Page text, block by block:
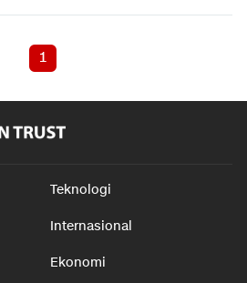
1
Teknologi
Internasional
Ekonomi